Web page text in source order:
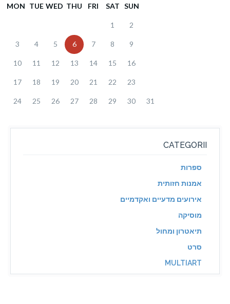
MON TUE WED THU FRI SAT SUN
1 2
3 4 5 6 7 8 9
10 11 12 13 14 15 16
17 18 19 20 21 22 23
24 25 26 27 28 29 30 31
CATEGORII
ספרות
אמנות חזותית
אירועים מדעיים ואקדמיים
מוסיקה
תיאטרון ומחול
סרט
MULTIART